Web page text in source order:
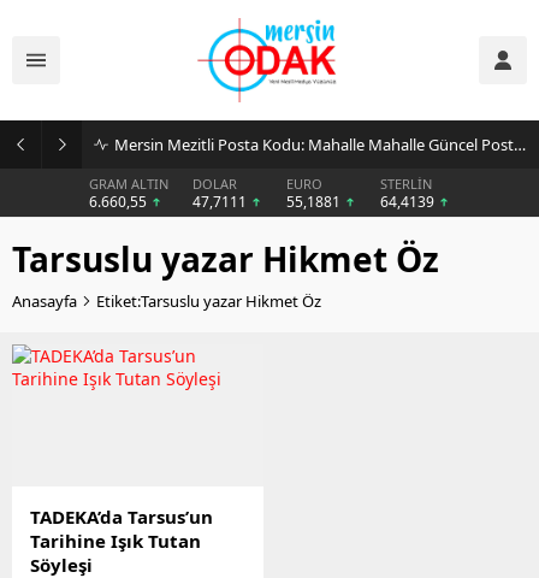
Mersin Mezitli Posta Kodu: Mahalle Mahalle Güncel Posta Kodu Rehberi
GRAM ALTIN
6.660,55
DOLAR
47,7111
EURO
55,1881
STERLİN
64,4139
Tarsuslu yazar Hikmet Öz
Anasayfa Etiket:Tarsuslu yazar Hikmet Öz
TADEKA’da Tarsus’un
Tarihine Işık Tutan
Söyleşi